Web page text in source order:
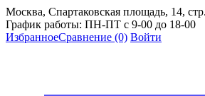
Москва, Спартаковская площадь, 14,
График работы: ПН-ПТ с 9-00 до 18-00
ИзбранноеСравнение (0) Войти